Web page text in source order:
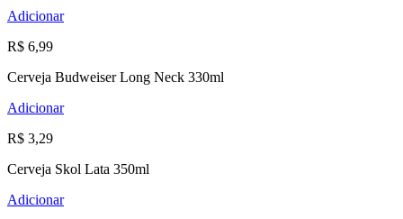
Adicionar
R$ 6,99
Cerveja Budweiser Long Neck 330ml
Adicionar
R$ 3,29
Cerveja Skol Lata 350ml
Adicionar